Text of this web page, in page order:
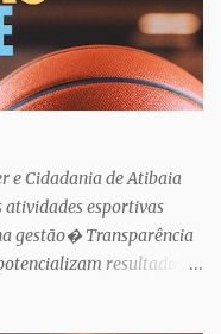
e Cidadania de Atibaia
esportivas
gestão� Transparência
resultados.